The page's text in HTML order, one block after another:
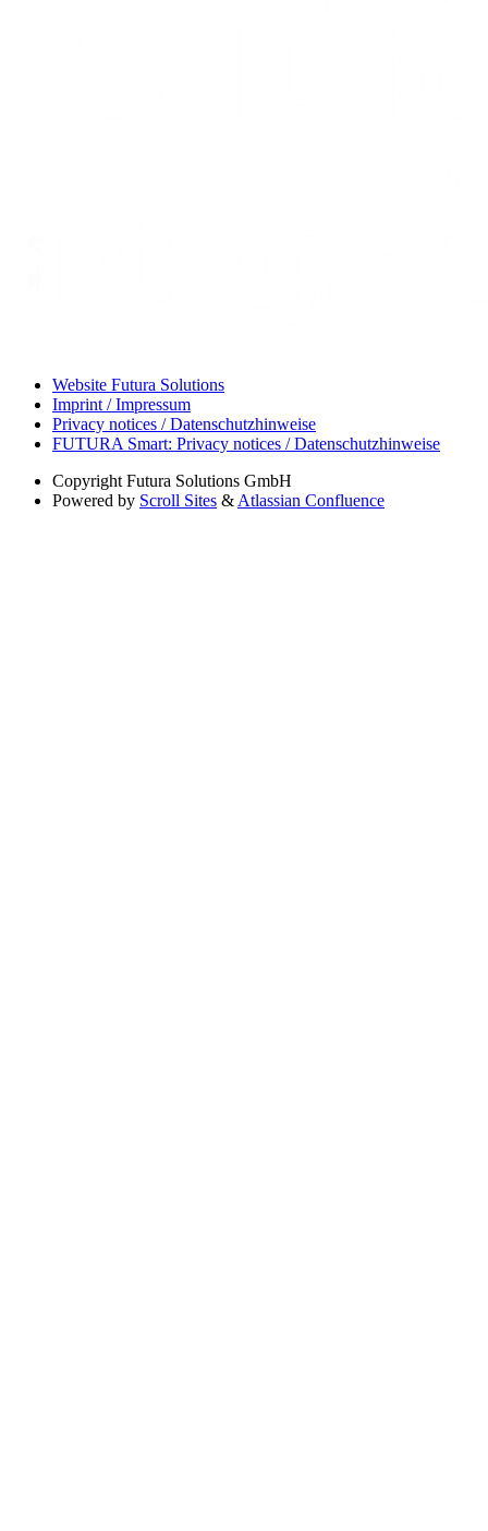
Website Futura Solutions
Imprint / Impressum
Privacy notices / Datenschutzhinweise
FUTURA Smart: Privacy notices / Datenschutzhinweise
Copyright Futura Solutions GmbH
Powered by Scroll Sites & Atlassian Confluence